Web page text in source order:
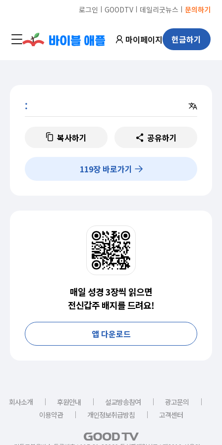
로그인 ㅣ GOODTVㅣ 데일리굿뉴스 ㅣ 문의하기
마이페이지 헌금하기
:
복사하기 공유하기
119장 바로가기
매일 성경 3장씩 읽으면
전신갑주 배지를 드려요!
앱 다운로드
회사소개 ｜ 후원안내 ｜ 설교방송참여 ｜ 광고문의
｜
이용약관
｜ 개인정보취급방침 ｜ 고객센터